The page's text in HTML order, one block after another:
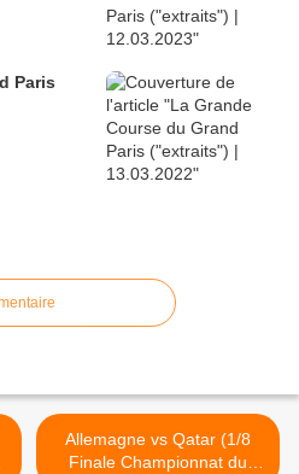
Paris
Allemagne vs Qatar (1/8
Finale Championnat du